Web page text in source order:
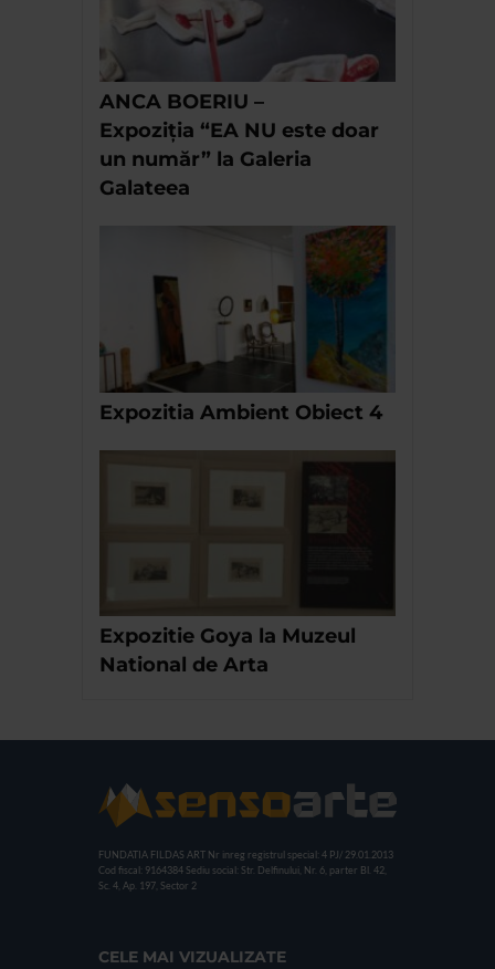
ANCA BOERIU –
Expoziţia “EA NU este doar
un număr” la Galeria
Galateea
Expozitia Ambient Obiect 4
Expozitie Goya la Muzeul
National de Arta
FUNDATIA FILDAS ART Nr inreg registrul special: 4 PJ/ 29.01.2013
Cod fiscal: 9164384 Sediu social: Str. Delfinului, Nr. 6, parter Bl. 42,
Sc. 4, Ap. 197, Sector 2
CELE MAI VIZUALIZATE